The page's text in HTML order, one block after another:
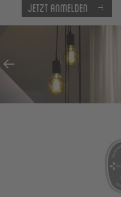
Jetzt anmelden